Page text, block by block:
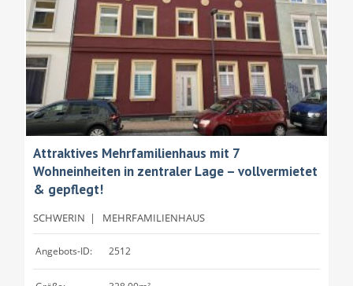
Attraktives Mehrfamilienhaus mit 7
Wohneinheiten in zentraler Lage – vollvermietet
& gepflegt!
SCHWERIN | MEHRFAMILIENHAUS
Angebots-ID: 2512